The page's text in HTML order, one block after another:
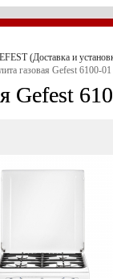
(Доставка и
газовая Gefest 6100-01
Gefest